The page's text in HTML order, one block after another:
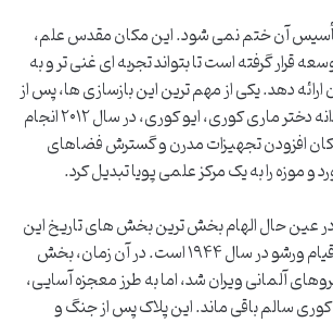
تأسیس آن ختم نمی شود. این مکان مقدس علم،
قرار گرفته است تا بتواند تجربه ای غنی تر و به
ارائه دهد. یکی از مهم ترین این بازسازی ها، پس از
کمک مالی سخاوتمندانه دختر ماری کوری، ایو کوری، در سال ۲۰۱۲ انجام
افزودن تجهیزات مدرن و گسترش فضاهای
و موزه را به یک مرکز علمی پویا تبدیل کرد.
عین حال الهام بخش ترین بخش های تاریخ این
موزه، مربوط به دوران قیام ورشو در سال ۱۹۴۴ است. در آن زمان، بخش
آلمانی ویران شد، اما به طرز معجزه آسایی،
کوری سالم باقی ماند. این پلاک پس از جنگ و